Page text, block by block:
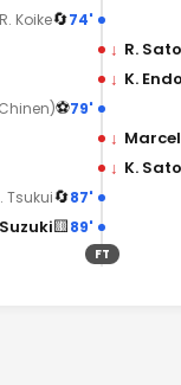
74'
🔄
R. Koike
↓ R. Sato
↓ K. Endo
79'
⚽
↓
↓ K. Sato
87'
🔄
Tsukui
89'
🟨
FT